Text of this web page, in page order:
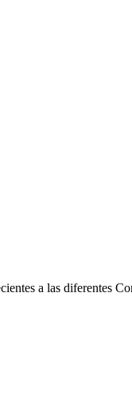
a las diferentes